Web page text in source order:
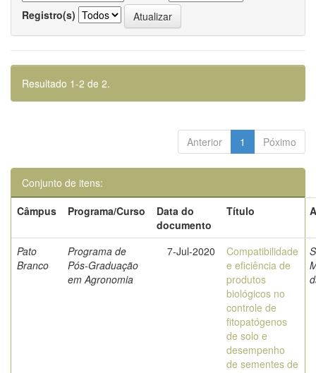
Registro(s)
Resultado 1-2 de 2.
Anterior 1 Póximo
Conjunto de itens:
Câmpus
Programa/Curso
Data do
documento
Título
Pato
Branco
Programa de
Pós-Graduação
em Agronomia
7-Jul-2020
Compatibilidade
e eficiência de
produtos
biológicos no
controle de
fitopatógenos
de solo e
desempenho
de sementes de